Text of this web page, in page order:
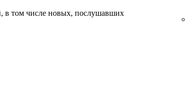
в том числе новых, послушавших